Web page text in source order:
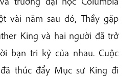
vài năm sau đó, Thầy gặp
King và hai người đã trở
bạn tri kỷ của nhau. Cuộc
thúc đẩy Mục sư King đi